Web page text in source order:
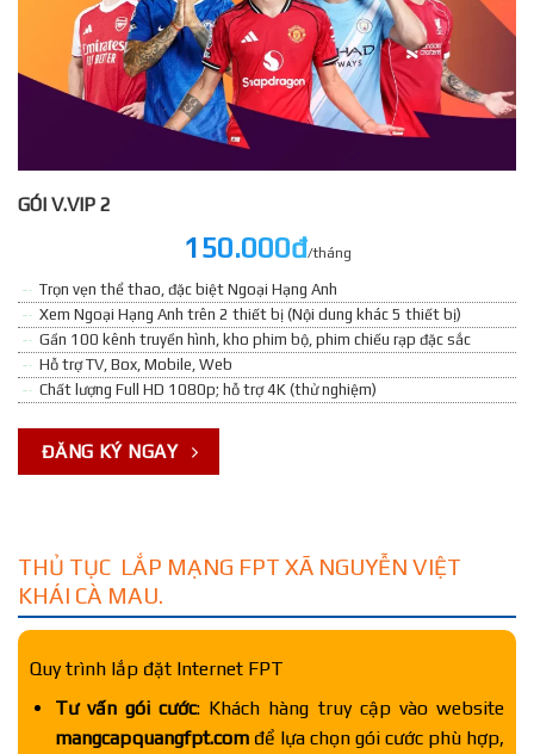
GÓI V.VIP 2
150.000đ/tháng
Trọn vẹn thể thao, đặc biệt Ngoại Hạng Anh
Xem Ngoại Hạng Anh trên 2 thiết bị (Nội dung khác 5 thiết bị)
Gần 100 kênh truyền hình, kho phim bộ, phim chiếu rạp đặc sắc
Hỗ trợ TV, Box, Mobile, Web
Chất lượng Full HD 1080p; hỗ trợ 4K (thử nghiệm)
ĐĂNG KÝ NGAY
THỦ TỤC LẮP MẠNG FPT XÃ NGUYỄN VIỆT
KHÁI CÀ MAU.
Quy trình lắp đặt Internet FPT
Tư vấn gói cước: Khách hàng truy cập vào website
mangcapquangfpt.comđể lựa chọn gói cước phù hợp,